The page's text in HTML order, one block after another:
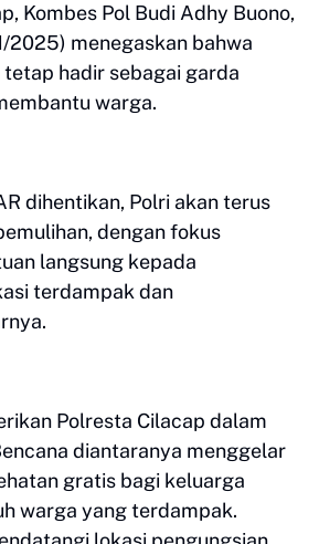
Kombes Pol Budi Adhy Buono,
2025) menegaskan bahwa
hadir sebagai garda
warga.
dihentikan, Polri akan terus
dengan fokus
langsung kepada
terdampak dan
Polresta Cilacap dalam
diantaranya menggelar
gratis bagi keluarga
warga yang terdampak.